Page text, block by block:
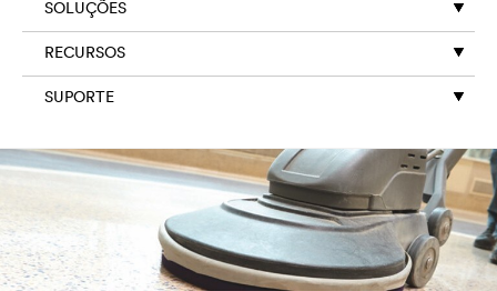
SOLUÇÕES
RECURSOS
SUPORTE